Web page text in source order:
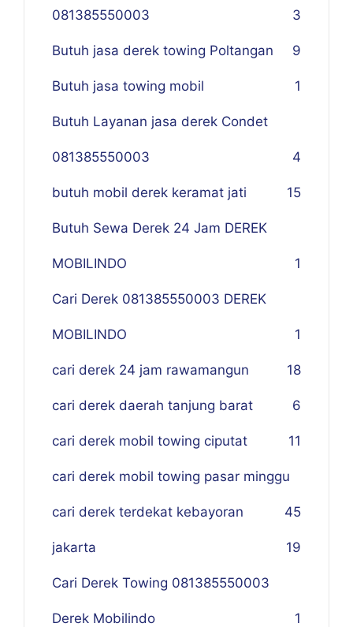
081385550003 3
Butuh jasa derek towing Poltangan 9
Butuh jasa towing mobil 1
Butuh Layanan jasa derek Condet
081385550003 4
butuh mobil derek keramat jati 15
Butuh Sewa Derek 24 Jam DEREK
MOBILINDO 1
Cari Derek 081385550003 DEREK
MOBILINDO 1
cari derek 24 jam rawamangun 18
cari derek daerah tanjung barat 6
cari derek mobil towing ciputat 11
cari derek mobil towing pasar minggu
45
cari derek terdekat kebayoran
jakarta 19
Cari Derek Towing 081385550003
Derek Mobilindo 1